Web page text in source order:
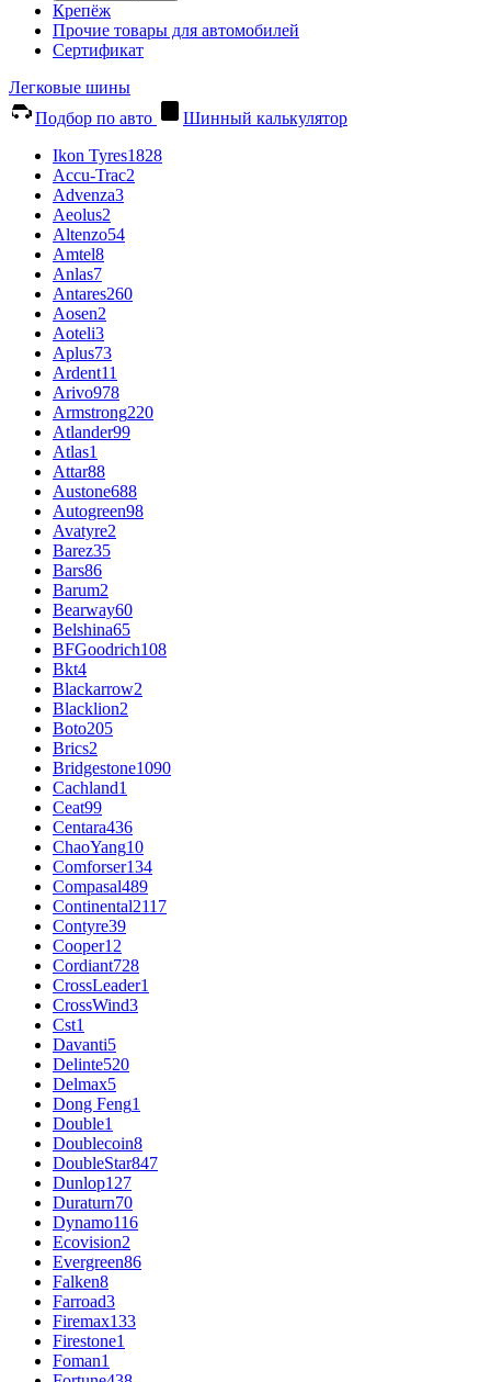
Крепёж
Прочие товары для автомобилей
Сертификат
Легковые шины
Подбор по авто
Шинный калькулятор
Ikon Tyres1828
Accu-Trac2
Advenza3
Aeolus2
Altenzo54
Amtel8
Anlas7
Antares260
Aosen2
Aoteli3
Aplus73
Ardent11
Arivo978
Armstrong220
Atlander99
Atlas1
Attar88
Austone688
Autogreen98
Avatyre2
Barez35
Bars86
Barum2
Bearway60
Belshina65
BFGoodrich108
Bkt4
Blackarrow2
Blacklion2
Boto205
Brics2
Bridgestone1090
Cachland1
Ceat99
Centara436
ChaoYang10
Comforser134
Compasal489
Continental2117
Contyre39
Cooper12
Cordiant728
CrossLeader1
CrossWind3
Cst1
Davanti5
Delinte520
Delmax5
Dong Feng1
Double1
Doublecoin8
DoubleStar847
Dunlop127
Duraturn70
Dynamo116
Ecovision2
Evergreen86
Falken8
Farroad3
Firemax133
Firestone1
Foman1